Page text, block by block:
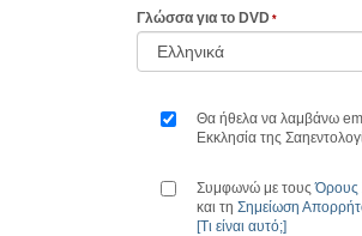
Γλώσσα για το DVD
Θα ήθελα να λαμβάνω
Εκκλησία της
Συμφωνώ με τουςΌρους
και τη Σημείωση
[Τι είναι αυτό;]